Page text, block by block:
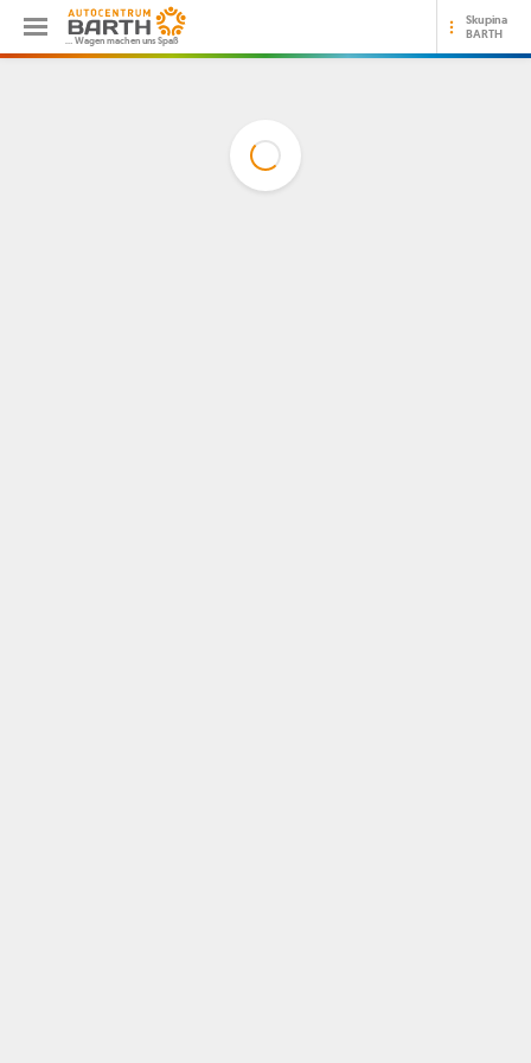
… Wagen machen uns Spaß
Skupina
BARTH